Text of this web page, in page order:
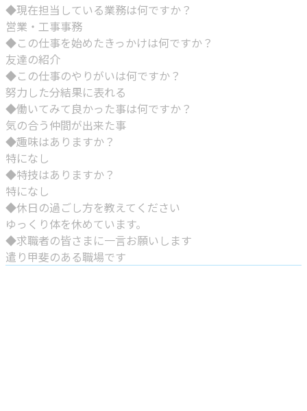
◆現在担当している業務は何ですか？
営業・工事事務
◆この仕事を始めたきっかけは何ですか？
友達の紹介
◆この仕事のやりがいは何ですか？
努力した分結果に表れる
◆働いてみて良かった事は何ですか？
気の合う仲間が出来た事
◆趣味はありますか？
特になし
◆特技はありますか？
特になし
◆休日の過ごし方を教えてください
ゆっくり体を休めています。
◆求職者の皆さまに一言お願いします
遣り甲斐のある職場です